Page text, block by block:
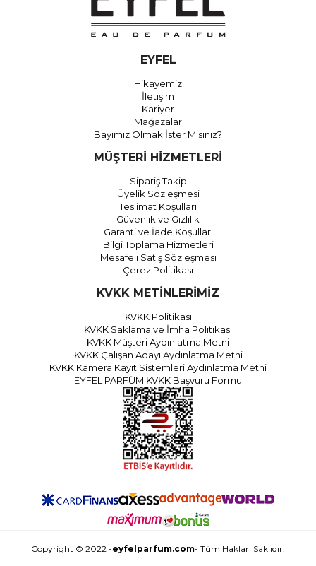
EYFEL
Hikayemiz
İletişim
Kariyer
Mağazalar
Bayimiz Olmak İster Misiniz?
MÜŞTERİ HİZMETLERİ
Sipariş Takip
Üyelik Sözleşmesi
Teslimat Koşulları
Güvenlik ve Gizlilik
Garanti ve İade Koşulları
Bilgi Toplama Hizmetleri
Mesafeli Satış Sözleşmesi
Çerez Politikası
KVKK METİNLERİMİZ
KVKK Politikası
KVKK Saklama ve İmha Politikası
KVKK Müşteri Aydınlatma Metni
KVKK Çalışan Adayı Aydınlatma Metni
KVKK Kamera Kayıt Sistemleri Aydınlatma Metni
EYFEL PARFÜM KVKK Başvuru Formu
Copyright © 2022 -eyfelparfum.com- Tüm Hakları Saklıdır.